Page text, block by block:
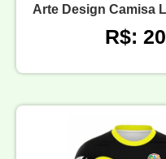
Arte Design Camisa
R$: